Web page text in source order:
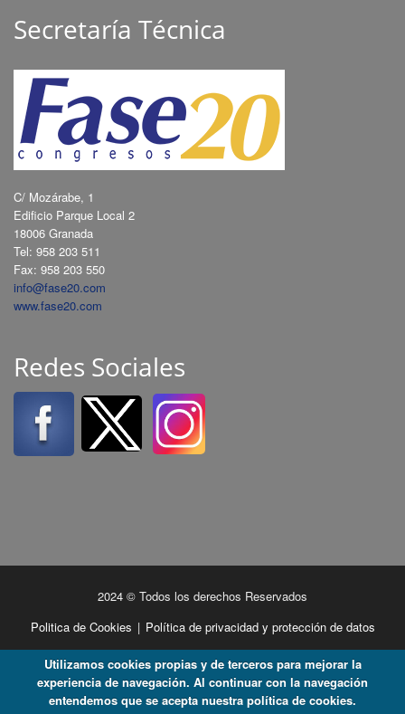
Secretaría Técnica
C/ Mozárabe, 1
Edificio Parque Local 2
18006 Granada
Tel: 958 203 511
Fax: 958 203 550
info@fase20.com
www.fase20.com
Redes Sociales
2024 © Todos los derechos Reservados
Politica de Cookies | Política de privacidad y protección de datos
Utilizamos cookies propias y de terceros para mejorar la
experiencia de navegación. Al continuar con la navegación
entendemos que se acepta nuestra política de cookies.